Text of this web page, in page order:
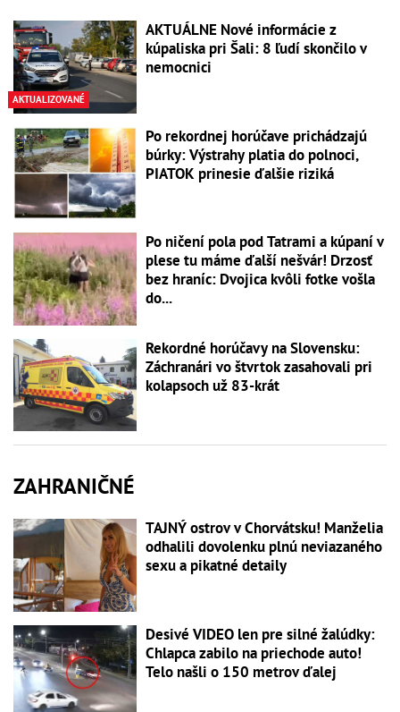
AKTUALIZOVANÉ
AKTUÁLNE Nové informácie z
kúpaliska pri Šali: 8 ľudí skončilo v
nemocnici
Po rekordnej horúčave prichádzajú
búrky: Výstrahy platia do polnoci,
PIATOK prinesie ďalšie riziká
Po ničení pola pod Tatrami a kúpaní v
plese tu máme ďalší nešvár! Drzosť
bez hraníc: Dvojica kvôli fotke vošla
do...
Rekordné horúčavy na Slovensku:
Záchranári vo štvrtok zasahovali pri
kolapsoch už 83-krát
ZAHRANIČNÉ
TAJNÝ ostrov v Chorvátsku! Manželia
odhalili dovolenku plnú neviazaného
sexu a pikatné detaily
Desivé VIDEO len pre silné žalúdky:
Chlapca zabilo na priechode auto!
Telo našli o 150 metrov ďalej